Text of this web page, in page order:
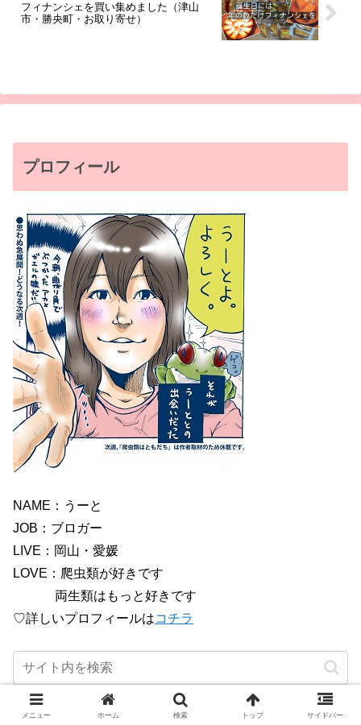
フィナンシェを買い集めました（津山
市・勝央町・お取り寄せ）
プロフィール
NAME：うーと
JOB：ブロガー
LIVE：岡山・愛媛
LOVE：爬虫類が好きです
両生類はもっと好きです
♡詳しいプロフィールはコチラ
メニュー ホーム 検索 トップ サイドバー